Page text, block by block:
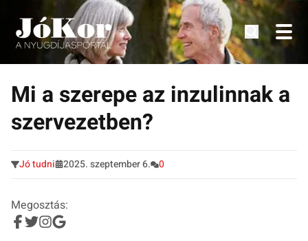
Tovább
tartalomra
Tudnivalók, érdekességek idősek számára.
Mi a szerepe az inzulinnak a
szervezetben?
Jó tudni 2025. szeptember 6. 0
Megosztás: